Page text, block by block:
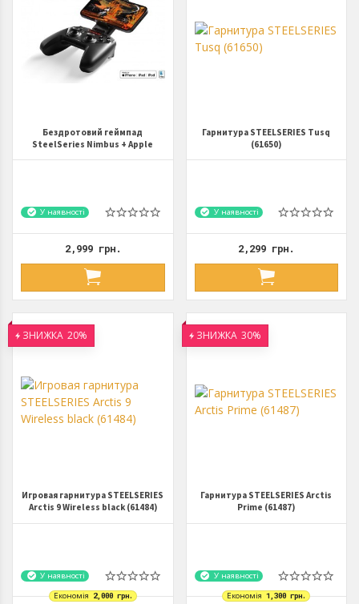
Бездротовий геймпад
SteelSeries Nimbus + Apple
У наявності
2,999 грн.
Гарнитура STEELSERIES Tusq
(61650)
У наявності
2,299 грн.
ЗНИЖКА 20%
Игровая гарнитура STEELSERIES
Arctis 9 Wireless black (61484)
У наявності
Економія 2,000 грн.
ЗНИЖКА 30%
Гарнитура STEELSERIES Arctis
Prime (61487)
У наявності
Економія 1,300 грн.